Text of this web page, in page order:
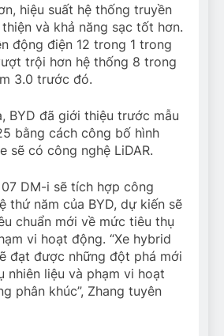
hiệu suất hệ thống truyền
và khả năng sạc tốt hơn.
động điện 12 trong 1 trong
trội hơn hệ thống 8 trong
3.0 trước đó.
BYD đã giới thiệu trước mẫu
bằng cách công bố hình
sẽ có công nghệ LiDAR.
DM-i sẽ tích hợp công
thứ năm của BYD, dự kiến ​​sẽ
chuẩn mới về mức tiêu thụ
vi hoạt động. “Xe hybrid
đạt được những đột phá mới
nhiên liệu và phạm vi hoạt
phân khúc”, Zhang tuyên